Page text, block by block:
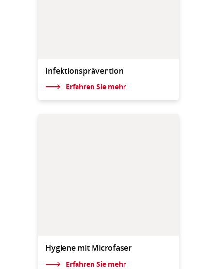
Infektionsprävention
Erfahren Sie mehr
Hygiene mit Microfaser
Erfahren Sie mehr